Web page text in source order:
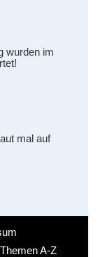
wurden im
mal auf
Themen A-Z